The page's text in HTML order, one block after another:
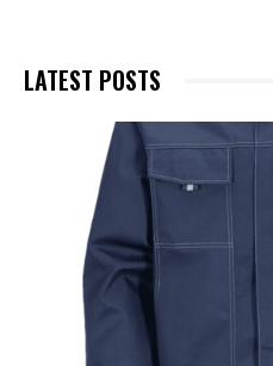
LATEST POSTS